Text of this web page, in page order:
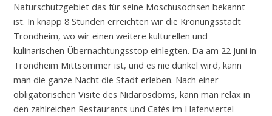
Naturschutzgebiet das für seine Moschusochsen bekannt
ist. In knapp 8 Stunden erreichten wir die Krönungsstadt
Trondheim, wo wir einen weitere kulturellen und
kulinarischen Übernachtungsstop einlegten. Da am 22 Juni in
Trondheim Mittsommer ist, und es nie dunkel wird, kann
man die ganze Nacht die Stadt erleben. Nach einer
obligatorischen Visite des Nidarosdoms, kann man relax in
den zahlreichen Restaurants und Cafés im Hafenviertel